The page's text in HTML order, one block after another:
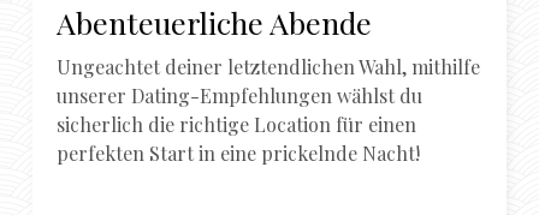
Abenteuerliche Abende
Ungeachtet deiner letztendlichen Wahl, mithilfe
unserer Dating-Empfehlungen wählst du
sicherlich die richtige Location für einen
perfekten Start in eine prickelnde Nacht!